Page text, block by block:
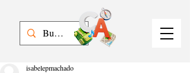
isabelepmachado